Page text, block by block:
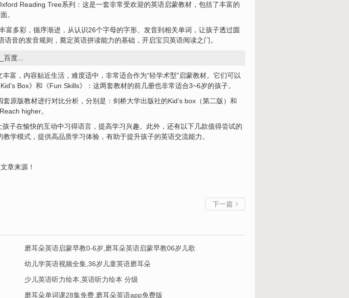
Reading Tree系列：这是一套非常受欢迎的英语启蒙教材，包括了丰富的
。
多彩，循序渐进，从认识26个字母的字形、发音到相关单词，让孩子透过圆
音的发音规则，奠定英语拼读能力的基础，开启宝贝英语阅读之门。
度...
富，内容贴近生活，难度适中，非常适合作为“轻学术型”启蒙教材。它们可以
Box》和《Fun Skills》：这两套教材的前几册也非常适合3~6岁的孩子。
原版教材进行对比分析，分别是：剑桥大学出版社的Kid’s box（第二版）和
higher。
子在愉快的互动中习得语言，提高学习兴趣。此外，还有以下几款值得尝试的
学模式，提供高品质学习体验，有助于提升孩子的英语交流能力。
章来源！
下一篇 
磨耳朵英语启蒙早教0-6岁,磨耳朵英语启蒙早教06岁儿歌
幼儿学英语视频全集,36岁儿童英语磨耳朵
少儿英语听力绘本,英语听力绘本 分级
磨耳朵单词课28集免费,磨耳朵英语app免费版